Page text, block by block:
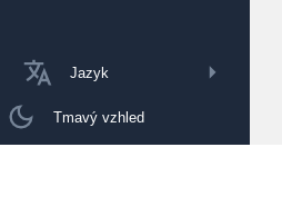
Jazyk
Tmavý vzhled